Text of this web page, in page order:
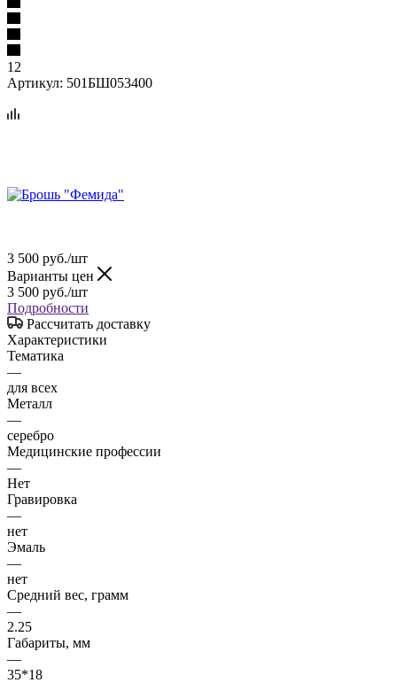
12
Артикул: 501БШ053400
3 500 руб./шт
Варианты цен
3 500 руб./шт
Подробности
Рассчитать доставку
Характеристики
Тематика
—
для всех
Металл
—
серебро
Медицинские профессии
—
Нет
Гравировка
—
нет
Эмаль
—
нет
Средний вес, грамм
—
2.25
Габариты, мм
—
35*18